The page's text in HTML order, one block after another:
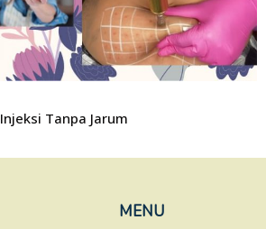
Injeksi Tanpa Jarum
MENU